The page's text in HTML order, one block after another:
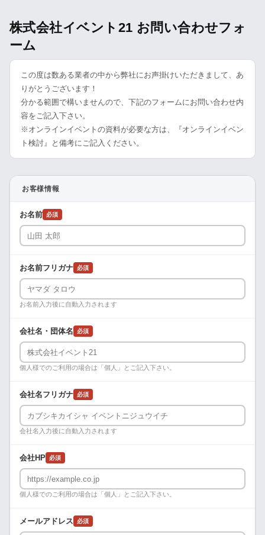
株式会社イベント21 お問い合わせフォ
ーム
この度は数ある業者の中から弊社にお声掛けいただきまして、あ
りがとうございます！
分かる範囲で構いませんので、下記のフォームにお問い合わせ内
容をご記入下さい。
※オンラインイベントの資料が必要な方は、『オンラインイベン
ト検討』と備考にご記入ください。
お客様情報
お名前 必須
お名前フリガナ 必須
お名前入力後に自動入力されます
会社名・団体名 必須
個人様でのご利用の場合は「個人」とご記入下さい。
会社名フリガナ 必須
会社名入力後に自動入力されます
会社HP 必須
個人様でのご利用の場合は「個人」とご記入下さい。
メールアドレス 必須